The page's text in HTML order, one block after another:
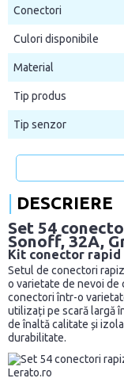
Conectori
Culori disponibile
Material
Tip produs
Tip senzor
DESCRIERE
Set 54
Sonoff, 32A,
Kit conector rapid
Setul de conectori
o varietate de nevoi de
conectori într-o
utilizați pe scară largă
de înaltă calitate și
durabilitate.